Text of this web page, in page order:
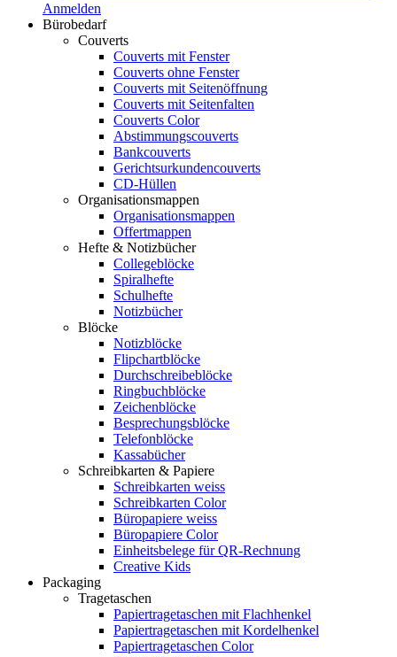
Anmelden
Bürobedarf
Couverts
Couverts mit Fenster
Couverts ohne Fenster
Couverts mit Seitenöffnung
Couverts mit Seitenfalten
Couverts Color
Abstimmungscouverts
Bankcouverts
Gerichtsurkundencouverts
CD-Hüllen
Organisationsmappen
Organisationsmappen
Offertmappen
Hefte & Notizbücher
Collegeblöcke
Spiralhefte
Schulhefte
Notizbücher
Blöcke
Notizblöcke
Flipchartblöcke
Durchschreibeblöcke
Ringbuchblöcke
Zeichenblöcke
Besprechungsblöcke
Telefonblöcke
Kassabücher
Schreibkarten & Papiere
Schreibkarten weiss
Schreibkarten Color
Büropapiere weiss
Büropapiere Color
Einheitsbelege für QR-Rechnung
Creative Kids
Packaging
Tragetaschen
Papiertragetaschen mit Flachhenkel
Papiertragetaschen mit Kordelhenkel
Papiertragetaschen Color